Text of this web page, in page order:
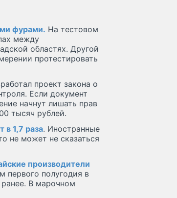
фурами. На тестовом
между
областях. Другой
протестировать
проект закона о
Если документ
начнут лишать прав
тысяч рублей.
в 1,7 раза. Иностранные
не может не сказаться
производители
первого полугодия в
В марочном